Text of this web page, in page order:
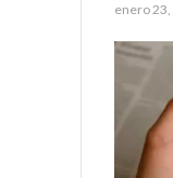
enero